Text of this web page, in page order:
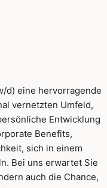
d) eine hervorragende
vernetzten Umfeld,
Entwicklung
Benefits,
sich in einem
Bei uns erwartet Sie
auch die Chance,